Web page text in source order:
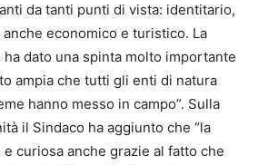
da tanti punti di vista: identitario,
economico e turistico. La
dato una spinta molto importante
ampia che tutti gli enti di natura
hanno messo in campo”. Sulla
il Sindaco ha aggiunto che “la
curiosa anche grazie al fatto che